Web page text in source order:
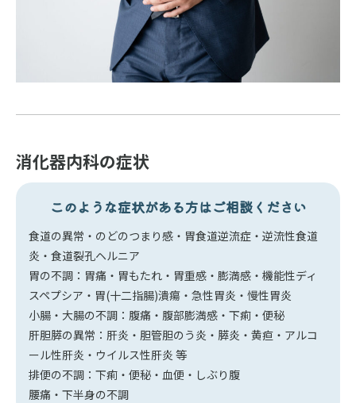
消化器内科の症状
このような症状がある方はご相談ください
食道の異常・のどのつまり感・胃食道逆流症・逆流性食道
炎・食道裂孔ヘルニア
胃の不調：胃痛・胃もたれ・胃重感・膨満感・機能性ディ
スペプシア・胃(十二指腸)潰瘍・急性胃炎・慢性胃炎
小腸・大腸の不調：腹痛・腹部膨満感・下痢・便秘
肝胆膵の異常：肝炎・胆管胆のう炎・膵炎・黄疸・アルコ
ール性肝炎・ウイルス性肝炎 等
排便の不調：下痢・便秘・血便・しぶり腹
腰痛・下半身の不調